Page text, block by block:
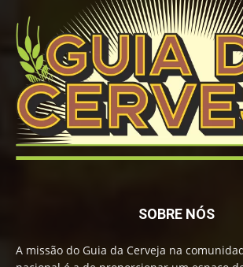
SOBRE NÓS
A missão do Guia da Cerveja na